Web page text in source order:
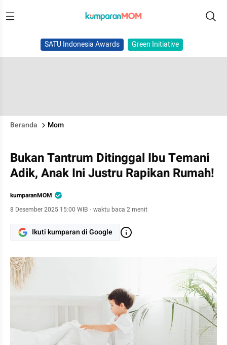
SATU Indonesia Awards Green Initiative
Beranda Mom
Bukan Tantrum Ditinggal Ibu Temani
Adik, Anak Ini Justru Rapikan Rumah!
kumparanMOM
8 Desember 2025 15:00 WIB · waktu baca 2 menit
Ikuti kumparan di Google